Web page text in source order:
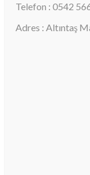
Telefon : 0542
Adres : Altıntaş